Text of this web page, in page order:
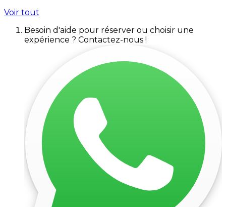
Voir tout
Besoin d'aide pour réserver ou choisir une
expérience ? Contactez-nous !